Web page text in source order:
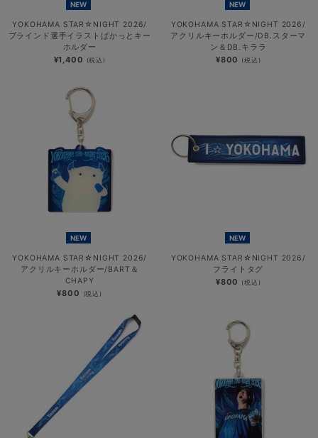
NEW
YOKOHAMA STAR☆NIGHT 2026/
ブラインド選手イラストぱかっとキー
ホルダー
¥1,400 (税込)
NEW
YOKOHAMA STAR☆NIGHT 2026/
アクリルキーホルダー/DB.スターマ
ン＆DB.キララ
¥800 (税込)
NEW
YOKOHAMA STAR☆NIGHT 2026/
アクリルキーホルダー/BART＆
CHAPY
¥800 (税込)
NEW
YOKOHAMA STAR☆NIGHT 2026/
フライトタグ
¥800 (税込)